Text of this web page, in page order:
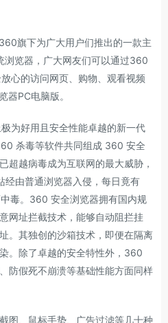
旗下为广大用户们推出的一款主
浏览器，广大网友们可以通过360
心的访问网页、购物、观看视频
器PC电脑版。
好用且安全性能卓越的新一代
杀毒等软件共同组成 360 安全
超越病毒成为互联网的最大威胁，
经由普通浏览器入侵，每日竟有
毒。360 安全浏览器拥有国内规
网址拦截技术，能够自动阻拦挂
。其独创的沙箱技术，即便在隔离
。除了卓越的安全特性外，360
防假死不崩溃等基础性能方面同样
、鼠标手势、广告过滤等几十种